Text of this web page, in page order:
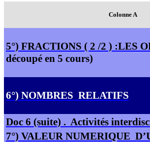
Colonne A
5°) FRACTIONS ( 2 /2 ) :LES
découpé en 5 cours)
6°) NOMBRES RELATIFS
Doc 6 (suite) . Activités
7°) VALEUR NUMERIQUE